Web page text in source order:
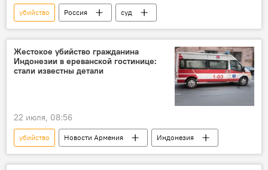
убийство Россия суд
Жестокое убийство гражданина
Индонезии в ереванской гостинице:
стали известны детали
22 июля, 08:56
убийство Новости Армения Индонезия